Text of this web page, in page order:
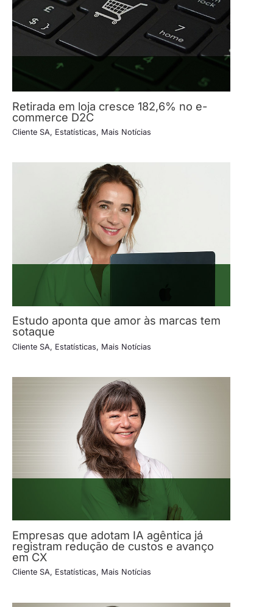
Retirada em loja cresce 182,6% no e-
commerce D2C
Cliente SA, Estatísticas, Mais Notícias
Estudo aponta que amor às marcas tem
sotaque
Cliente SA, Estatísticas, Mais Notícias
Empresas que adotam IA agêntica já
registram redução de custos e avanço
em CX
Cliente SA, Estatísticas, Mais Notícias